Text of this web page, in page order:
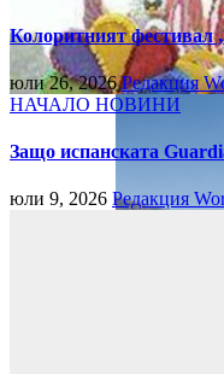
Колоритният фестивал
юли 26, 2026Редакция
НАЧАЛО НОВИНИ
Защо испанската
юли 9, 2026 Редакция